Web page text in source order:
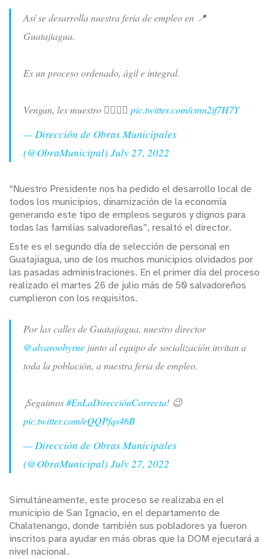
Así se desarrolla nuestra feria de empleo en 📍
Guatajiagua.
Es un proceso ordenado, ágil e integral.
Vengan, les muestro 👇🏼🎥👀 pic.twitter.com/cmn2if7H7Y
— Dirección de Obras Municipales
(@ObraMunicipal) July 27, 2022
“Nuestro Presidente nos ha pedido el desarrollo local de
todos los municipios, dinamización de la economía
generando este tipo de empleos seguros y dignos para
todas las familias salvadoreñas”, resaltó el director.
Este es el segundo día de selección de personal en
Guatajiagua, uno de los muchos municipios olvidados por
las pasadas administraciones. En el primer día del proceso
realizado el martes 26 de julio más de 50 salvadoreños
cumplieron con los requisitos.
Por las calles de Guatajiagua, nuestro director
@alvaroobyrne junto al equipo de socialización invitan a
toda la población, a nuestra feria de empleo.
¡Seguimos#EnLaDirecciónCorrecta! 😉
pic.twitter.com/eQQPfqs46B
— Dirección de Obras Municipales
(@ObraMunicipal) July 27, 2022
Simultáneamente, este proceso se realizaba en el
municipio de San Ignacio, en el departamento de
Chalatenango, donde también sus pobladores ya fueron
inscritos para ayudar en más obras que la DOM ejecutará a
nivel nacional.